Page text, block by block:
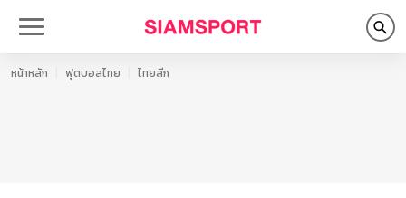
หน้าหลัก ฟุตบอลไทย ไทยลีก